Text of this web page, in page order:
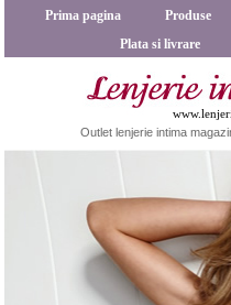
Prima pagina Produse
Plata si livrare
Outlet lenjerie intima